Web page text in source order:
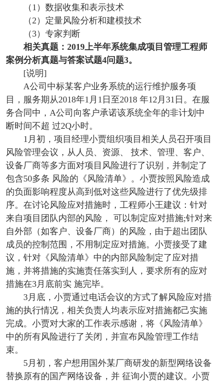
（1）数据收集和表示技术
（2）定量风险分析和建模技术
（3）专家判断
相关真题：2019上半年系统集成项目管理工程师
案例分析真题与答案试题4问题3。
[说明]
A公司中标某客户业务系统的运行维护服务项
目，服务期从2018年1月1日至2018 年12月31日。在服
务合同中，A公司向客户承诺该系统全年的非计划中
断时间不超 过2Q小时。
1月初，项目经理小贾组织项目相关人员召开项目
风险管理会议，从人员、资源、 技术、管理、客户、
设备厂商等多方面对项目风险进行了识别，并制定了
包含50多条 风险的《风险清单》。小贾按照风险造成
的负面影响程度从高到低对这些风险进行了优先级排
序。在讨论风险应对措施时，工程师小王建议：针对
来自项目团队内部的风险， 可以制定应对措施;针对来
自外部（如客户、设备厂商）的风险，由于超出团队
成员的控制范围，不用制定应对措施。小贾接受了建
议，针对《风险清单》中的内部风险制定了应对措
施，并将措施的实施责任落实到人，要求所有的应对
措施在3月底前实 施完毕。
3月底，小贾通过电话会议的方式了解风险应对措
施的执行情况，相关负责人均表示应对措施都己实施
完成。小贾对大家的工作表示感谢，将《风险清单》
中的所有风险进行了关闭，并宣布风险管理工作结
束。
5月初，客户想用国外某厂商研发的新型网络设备
替换原有的国产网络设备，并 征询小贾的建议。小贾